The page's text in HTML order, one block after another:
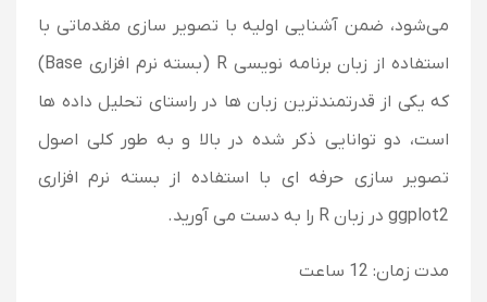
می‌شود، ضمن آشنایی اولیه با تصویر سازی مقدماتی با
استفاده از زبان برنامه نویسی R (بسته نرم افزاری Base)
که یکی از قدرتمندترین زبان ها در راستای تحلیل داده ها
است، دو توانایی ذکر شده در بالا و به طور کلی اصول
تصویر سازی حرفه ای با استفاده از بسته نرم افزاری
ggplot2 در زبان R را به دست می آورید.
مدت زمان: 12 ساعت